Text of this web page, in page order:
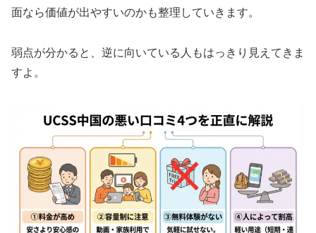
面なら価値が出やすいのかも整理していきます。
弱点が分かると、逆に向いている人もはっきり見えてきま
すよ。